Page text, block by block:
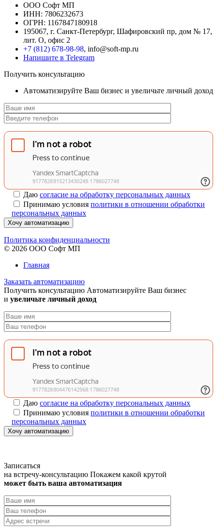
ООО Софт МП
ИНН: 7806232673
ОГРН: 1167847180918
195067, г. Санкт-Петербург, Шафировский пр, дом № 17,
лит. О, офис 2
+7 (812) 678-98-98, info@soft-mp.ru
Напишите в Telegram
Получить консультацию
Автоматизируйте Ваш бизнес и увеличьте личный доход
Даю согласие на обработку персональных данных
Принимаю условия политики в отношении обработки
персональных данных
Хочу автоматизацию
Политика конфиденциальности
© 2026 ООО Софт МП
Главная
Заказать автоматизацию
Получить консультацию Автоматизируйте Ваш бизнес
и увеличьте личный доход
Даю согласие на обработку персональных данных
Принимаю условия политики в отношении обработки
персональных данных
Хочу автоматизацию
Записаться
на встречу-консультацию Покажем какой крутой
может быть ваша автоматизация